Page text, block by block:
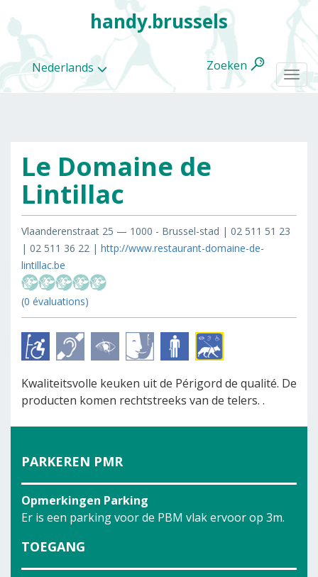
Nederlands
handy.brussels
Zoeken
Le Domaine de
Lintillac
Vlaanderenstraat 25 — 1000 - Brussel-stad | 02 511 51 23
| 02 511 36 22 | http://www.restaurant-domaine-de-
lintillac.be
(0 évaluations)
Kwaliteitsvolle keuken uit de Périgord de qualité. De
producten komen rechtstreeks van de telers. .
PARKEREN PMR
Opmerkingen Parking
Er is een parking voor de PBM vlak ervoor op 3m.
TOEGANG
Alle
categorieën